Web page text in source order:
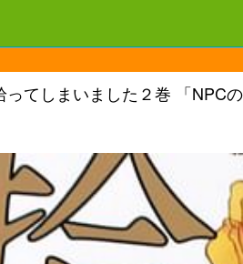
てしまいました２巻 「NPC